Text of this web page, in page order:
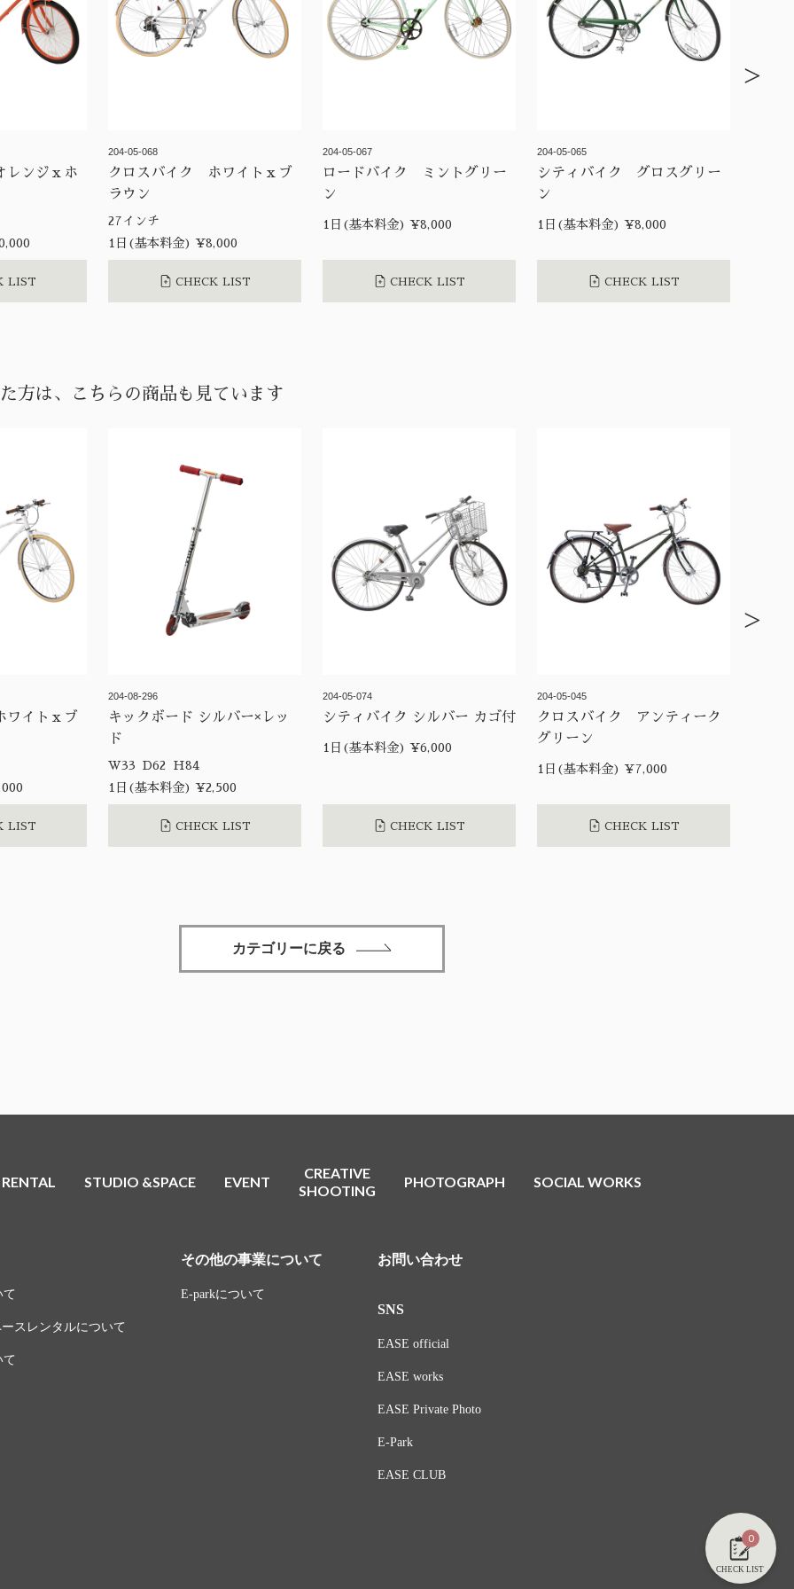
ンジｘホ
LIST
204-05-068
クロスバイク ホワイトｘブ
ラウン
27インチ
1日(基本料金) ¥8,000
CHECK LIST
204-05-067
ロードバイク ミントグリー
ン
1日(基本料金) ¥8,000
CHECK LIST
204-05-065
シティバイク グロスグリー
ン
1日(基本料金) ¥8,000
CHECK LIST
>
方は、こちらの商品も見ています
イトｘブ
LIST
204-08-296
キックボード シルバー×レッ
ド
W33 D62 H84
1日(基本料金) ¥2,500
CHECK LIST
204-05-074
シティバイク シルバー カゴ付
1日(基本料金) ¥6,000
CHECK LIST
204-05-045
クロスバイク アンティーク
グリーン
1日(基本料金) ¥7,000
CHECK LIST
>
カテゴリーに戻る
0
CHECK LIST
RENTAL STUDIO &SPACE EVENT
CREATIVE
SHOOTING
PHOTOGRAPH SOCIAL WORKS
て
スレンタルについて
その他の事業について
E-parkについて
お問い合わせ
SNS
EASE official
EASE works
EASE Private Photo
E-Park
EASE CLUB